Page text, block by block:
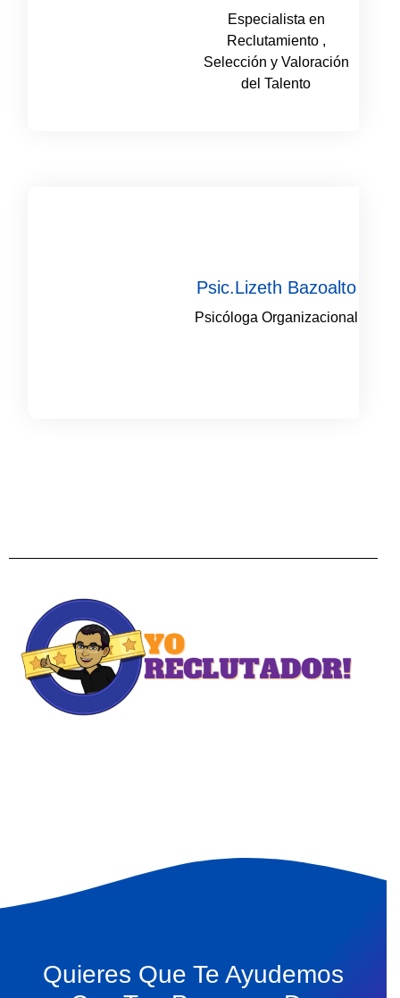
Psic.Lizeth Bazoalto
Psicóloga Organizacional
Especialista en
Reclutamiento ,
Selección y Valoración
del Talento
Quieres Que Te Ayudemos